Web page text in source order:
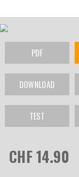
PDF
DOWNLOAD
TEST
CHF 14.90